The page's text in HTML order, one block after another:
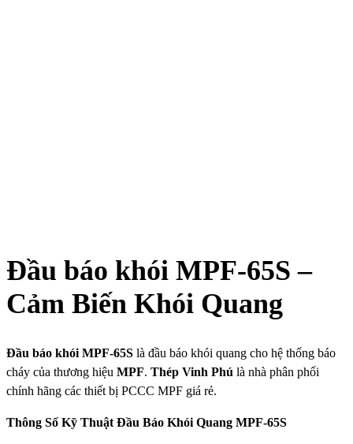
Đầu báo khói MPF-65S –
Cảm Biến Khói Quang
Đầu báo khói MPF-65S là đầu báo khói quang cho hệ thống báo
cháy của thương hiệu MPF. Thép Vinh Phú là nhà phân phối
chính hãng các thiết bị PCCC MPF giá rẻ.
Thông Số Kỹ Thuật Đầu Báo Khói Quang MPF‑65S